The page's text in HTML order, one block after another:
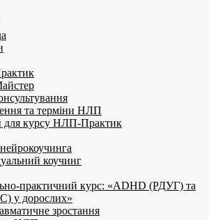
та терміни НЛП
для курсу НЛП-Практик
коучинг
практичний курс: «ADHD (РДУГ) та
у дорослих»
зростання